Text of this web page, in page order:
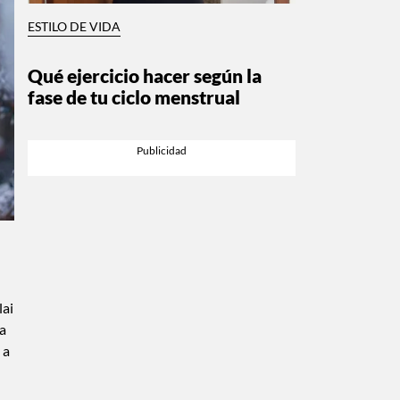
ESTILO DE VIDA
Qué ejercicio hacer según la
fase de tu ciclo menstrual